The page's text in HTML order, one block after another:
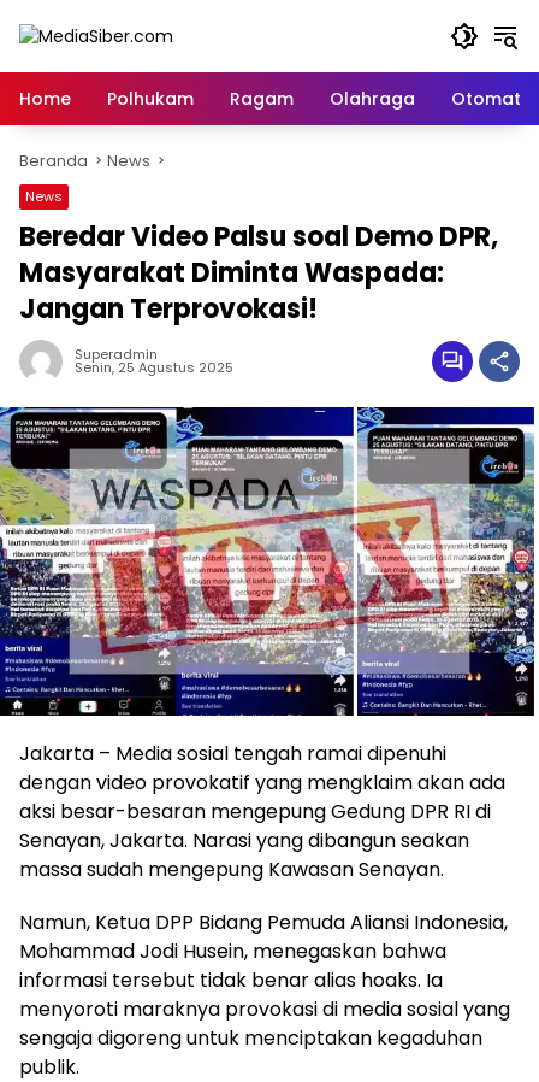
Home
Polhukam Ragam Olahraga Otomatif
Beranda News
News
Beredar Video Palsu soal Demo DPR,
Masyarakat Diminta Waspada:
Jangan Terprovokasi!
Superadmin
Senin, 25 Agustus 2025
Jakarta – Media sosial tengah ramai dipenuhi
dengan video provokatif yang mengklaim akan ada
aksi besar-besaran mengepung Gedung DPR RI di
Senayan, Jakarta. Narasi yang dibangun seakan
massa sudah mengepung Kawasan Senayan.
Namun, Ketua DPP Bidang Pemuda Aliansi Indonesia,
Mohammad Jodi Husein, menegaskan bahwa
informasi tersebut tidak benar alias hoaks. Ia
menyoroti maraknya provokasi di media sosial yang
sengaja digoreng untuk menciptakan kegaduhan
publik.